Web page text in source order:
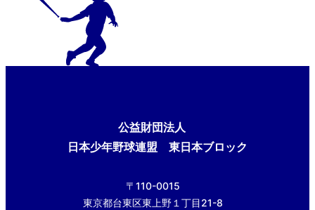
公益財団法人
日本少年野球連盟 東日本ブロック
〒110-0015
東京都台東区東上野１丁目21-8